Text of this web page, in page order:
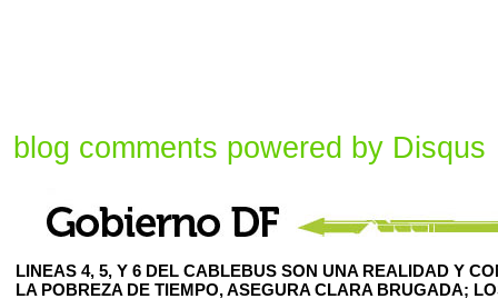
blog comments powered by Disqus
LINEAS 4, 5, Y 6 DEL CABLEBUS SON UNA REALIDAD Y
LA POBREZA DE TIEMPO, ASEGURA CLARA BRUGADA;